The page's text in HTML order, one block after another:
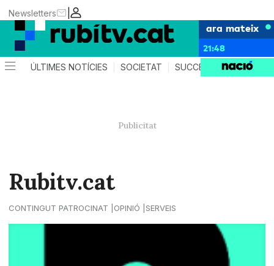
|
Newsletters
ara mateix
21:48
ÚLTIMES NOTÍCIES SOCIETAT SUCCESSOS
Rubitv.cat
CONTINGUT PATROCINAT OPINIÓ SERVEIS